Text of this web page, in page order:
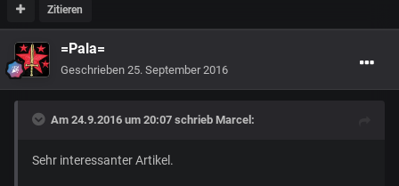
Zitieren
=Pala=
Geschrieben 25. September 2016
Am 24.9.2016 um 20:07 schrieb Marcel :
Sehr interessanter Artikel.